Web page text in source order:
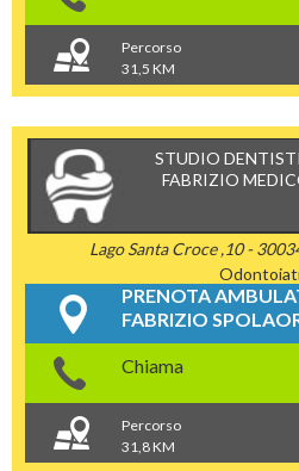
Percorso
31,5 KM
STUDIO
FABRIZIO
Lago Santa Croce ,10 -
PRENOTA
FABRIZIO
Chiama
Percorso
31,8 KM